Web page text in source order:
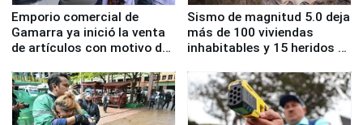
Emporio comercial de
Gamarra ya inició la venta
de artículos con motivo de
Sismo de magnitud 5.0 deja
más de 100 viviendas
inhabitables y 15 heridos en